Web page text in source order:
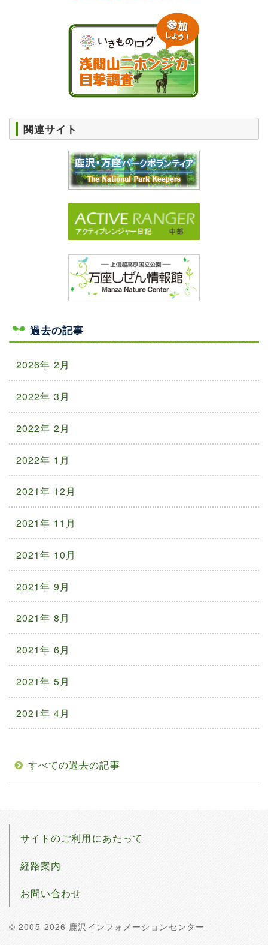
関連サイト
過去の記事
2026年 2月
2022年 3月
2022年 2月
2022年 1月
2021年 12月
2021年 11月
2021年 10月
2021年 9月
2021年 8月
2021年 6月
2021年 5月
2021年 4月
すべての過去の記事
サイトのご利用にあたって
経路案内
お問い合わせ
© 2005-2026 鹿沢インフォメーションセンター